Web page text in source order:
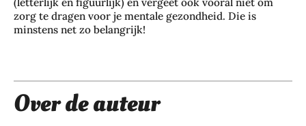
(letterlijk en figuurlijk) en vergeet ook vooral niet om
zorg te dragen voor je mentale gezondheid. Die is
minstens net zo belangrijk!
Over de auteur